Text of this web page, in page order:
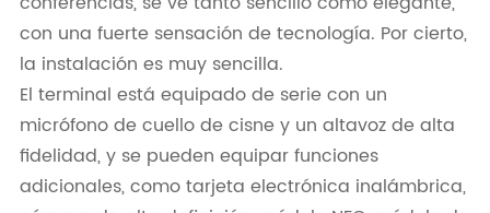
con una fuerte sensación de tecnología. Por cierto,
la instalación es muy sencilla.
El terminal está equipado de serie con un
micrófono de cuello de cisne y un altavoz de alta
fidelidad, y se pueden equipar funciones
adicionales, como tarjeta electrónica inalámbrica,